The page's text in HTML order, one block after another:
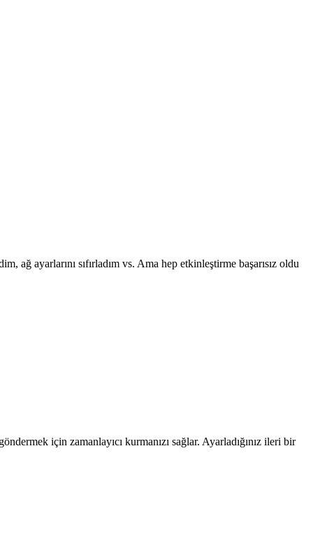
ağ ayarlarını sıfırladım vs. Ama hep etkinleştirme başarısız oldu
için zamanlayıcı kurmanızı sağlar. Ayarladığınız ileri bir